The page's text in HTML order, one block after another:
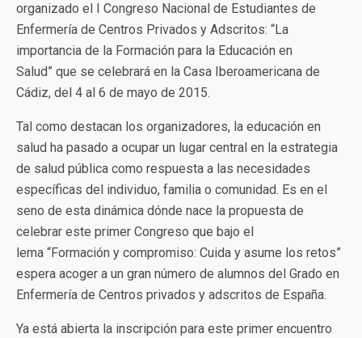
organizado el I Congreso Nacional de Estudiantes de
Enfermería de Centros Privados y Adscritos: “La
importancia de la Formación para la Educación en
Salud” que se celebrará en la Casa Iberoamericana de
Cádiz, del 4 al 6 de mayo de 2015.
Tal como destacan los organizadores, la educación en
salud ha pasado a ocupar un lugar central en la estrategia
de salud pública como respuesta a las necesidades
específicas del individuo, familia o comunidad. Es en el
seno de esta dinámica dónde nace la propuesta de
celebrar este primer Congreso que bajo el
lema “Formación y compromiso: Cuida y asume los retos”
espera acoger a un gran número de alumnos del Grado en
Enfermería de Centros privados y adscritos de España.
Ya está abierta la inscripción para este primer encuentro